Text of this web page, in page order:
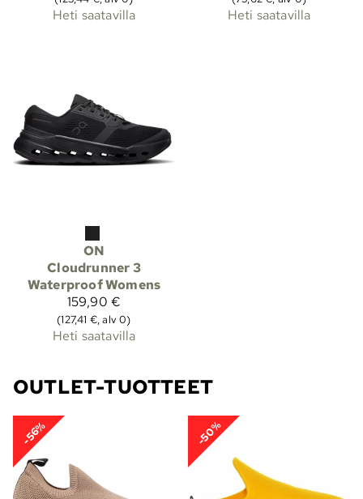
Heti saatavilla Heti saatavilla
ON
Cloudrunner 3
Waterproof Womens
159,90 €
(127,41 €, alv 0)
Heti saatavilla
OUTLET-TUOTTEET
-56% -50%